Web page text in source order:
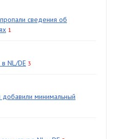
сведения об
1
NL/DE 3
добавили минимальный